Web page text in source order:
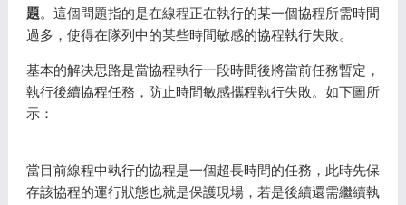
題。這個問題指的是在線程正在執行的某一個協程所需時間
過多，使得在隊列中的某些時間敏感的協程執行失敗。
基本的解决思路是當協程執行一段時間後將當前任務暫定，
執行後續協程任務，防止時間敏感攜程執行失敗。如下圖所
示：
當目前線程中執行的協程是一個超長時間的任務，此時先保
存該協程的運行狀態也就是保護現場，若是後續還需繼續執